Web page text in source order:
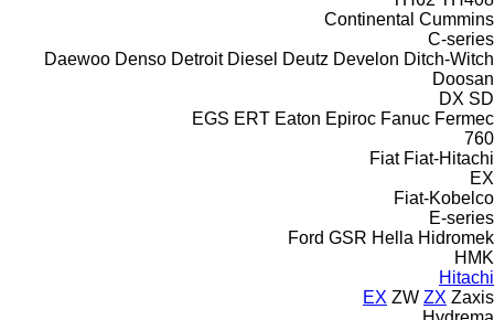
Continental Cummins
C-series
Daewoo Denso Detroit Diesel Deutz Develon Ditch-Witch
Doosan
DX SD
EGS ERT Eaton Epiroc Fanuc Fermec
760
Fiat Fiat-Hitachi
EX
Fiat-Kobelco
E-series
Ford GSR Hella Hidromek
HMK
Hitachi
EX ZW ZX Zaxis